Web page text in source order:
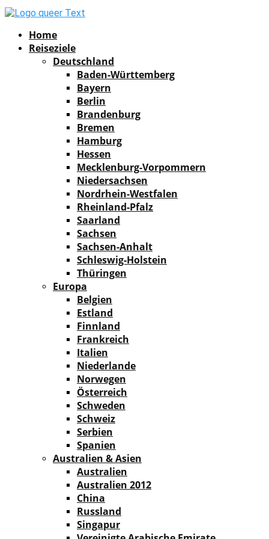
Home
Reiseziele
Deutschland
Baden-Württemberg
Bayern
Berlin
Brandenburg
Bremen
Hamburg
Hessen
Mecklenburg-Vorpommern
Niedersachsen
Nordrhein-Westfalen
Rheinland-Pfalz
Saarland
Sachsen
Sachsen-Anhalt
Schleswig-Holstein
Thüringen
Europa
Belgien
Estland
Finnland
Frankreich
Italien
Niederlande
Norwegen
Österreich
Schweden
Schweiz
Serbien
Spanien
Australien & Asien
Australien
Australien 2012
China
Russland
Singapur